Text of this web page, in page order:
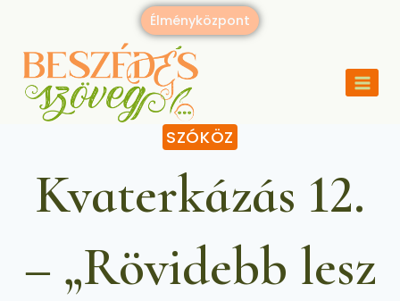
Élményközpont
SZÓKÖZ
Kvaterkázás 12.
– „Rövidebb lesz